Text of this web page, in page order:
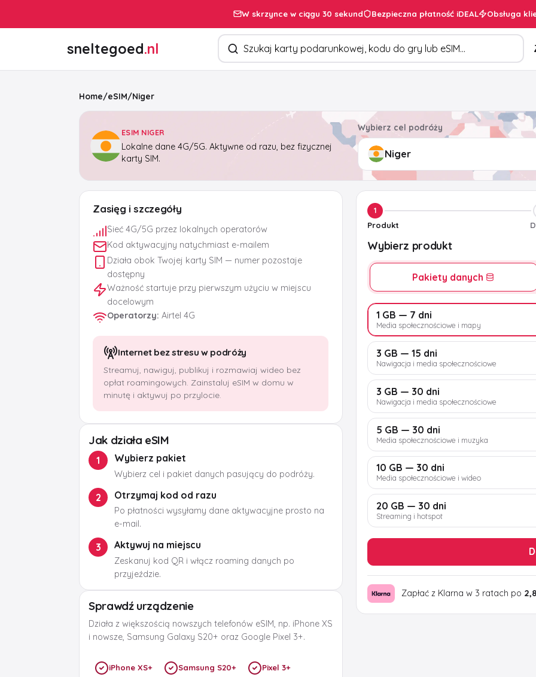
W skrzynce w ciągu 30 sekund Bezpieczna płatność iDEAL Obsługa
sneltegoed.nl Szukaj produktów
Home/eSIM/Niger
ESIM NIGER
Lokalne dane 4G/5G. Aktywne od razu, bez fizycznej
karty SIM.
Wybierz cel podróży
Zasięg i szczegóły
Sieć 4G/5G przez lokalnych operatorów
Kod aktywacyjny natychmiast e-mailem
Działa obok Twojej karty SIM — numer pozostaje
dostępny
Ważność startuje przy pierwszym użyciu w miejscu
docelowym
Operatorzy: Airtel 4G
Internet bez stresu w podróży
Streamuj, nawiguj, publikuj i rozmawiaj wideo bez
opłat roamingowych. Zainstaluj eSIM w domu w
minutę i aktywuj po przylocie.
Jak działa eSIM
1 Wybierz pakiet
Wybierz cel i pakiet danych pasujący do podróży.
2 Otrzymaj kod od razu
Po płatności wysyłamy dane aktywacyjne prosto na
e-mail.
3 Aktywuj na miejscu
Zeskanuj kod QR i włącz roaming danych po
przyjeździe.
Sprawdź urządzenie
Działa z większością nowszych telefonów eSIM, np. iPhone XS
i nowsze, Samsung Galaxy S20+ oraz Google Pixel 3+.
iPhone XS+ Samsung S20+ Pixel 3+
1
Produkt
Wybierz produkt
Pakiety danych
1 GB — 7 dni
Media społecznościowe i mapy
3 GB — 15 dni
Nawigacja i media społecznościowe
3 GB — 30 dni
Nawigacja i media społecznościowe
5 GB — 30 dni
Media społecznościowe i muzyka
10 GB — 30 dni
Media społecznościowe i wideo
20 GB — 30 dni
Streaming i hotspot
Zapłać z Klarna w 3 ratach po